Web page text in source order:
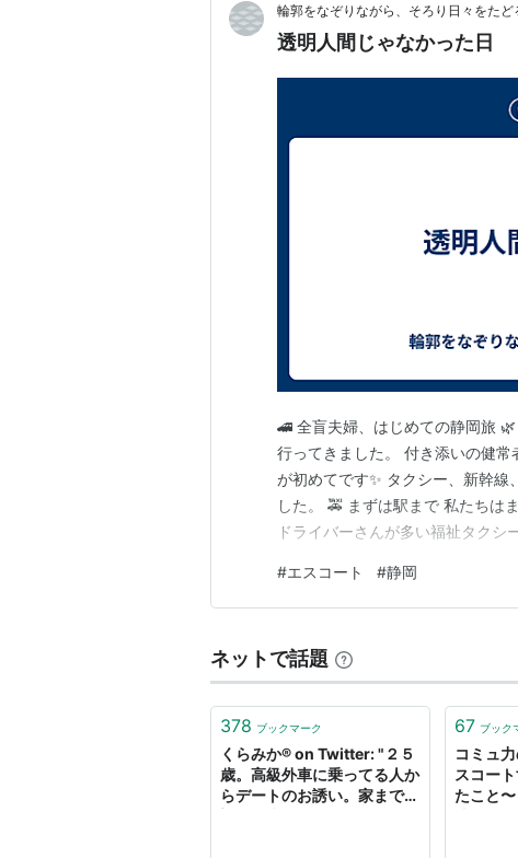
輪郭をなぞりながら、そろり日々をたど
透明人間じゃなかった日
🚄 全盲夫婦、はじめての静岡旅
行ってきました。 付き添いの健
が初めてです✨ タクシー、新幹線
した。 🚕 まずは駅まで 私たちは
ドライバーさんが多い福祉タクシ
す。 親切なドライバーさんだと、
してくれることもあります😊 🚉
#エスコート #静岡
ネットで話題
378 ブックマーク
くらみか®︎ on Twitter: "２５
歳。高級外車に乗ってる人か
らデートのお誘い。家までお
67 ブック
コミュ
スコー
たこと